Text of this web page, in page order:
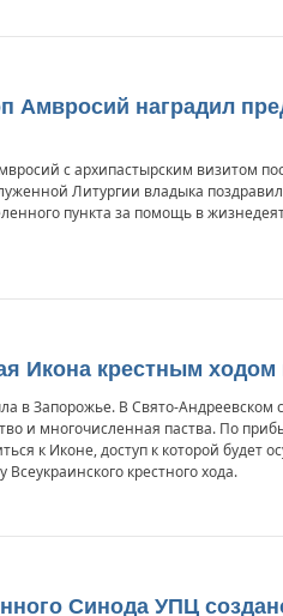
наградил
с архипастырским визитом
Литургии владыка
пункта за помощь в
Икона крестным
в Запорожье. В Свято-Андреевском
и многочисленная паства. По
к Иконе, доступ к которой будет
крестного хода.
Синода УПЦ